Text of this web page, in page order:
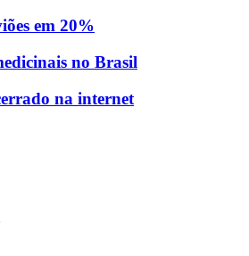
em 20%
no Brasil
na internet